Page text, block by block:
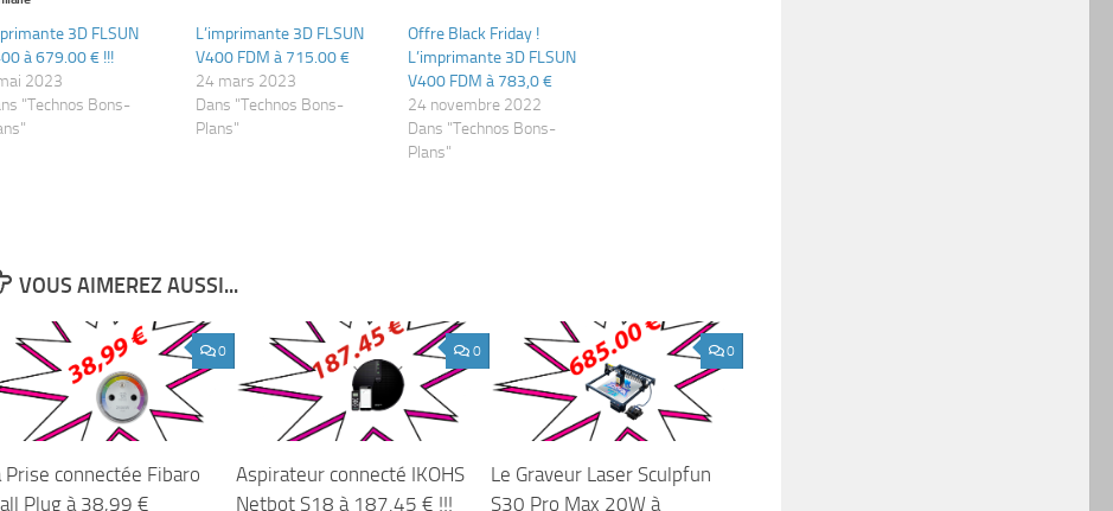
3D FLSUN
à 679.00 € !!!
2023
"Technos Bons-
L’imprimante 3D FLSUN
V400 FDM à 715.00 €
24 mars 2023
Dans "Technos Bons-
Plans"
Offre Black Friday !
L’imprimante 3D FLSUN
V400 FDM à 783,0 €
24 novembre 2022
Dans "Technos Bons-
Plans"
VOUS AIMEREZ AUSSI...
0
Prise connectée Fibaro
Plug à 38,99 €
0
Aspirateur connecté IKOHS
Netbot S18 à 187.45 € !!!
0
Le Graveur Laser Sculpfun
S30 Pro Max 20W à